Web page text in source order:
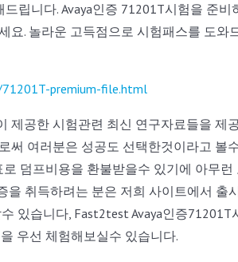
립니다. Avaya인증 71201T시험을 준비
요. 놀라운 고득점으로 시험패스를 도와
premium-file.html
공한 시험관련 최신 연구자료들을 제
써 여러분은 성공도 선택한것이라고 볼
덤프비용을 환불받을수 있기에 아무런
취득하려는 분은 저희 사이트에서 출
있습니다, Fast2test Avaya인증71201T
우선 체험해보실수 있습니다.